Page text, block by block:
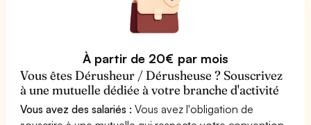
À partir de 20€ par mois
Vous êtes Dérusheur / Dérusheuse ? Souscrivez
à une mutuelle dédiée à votre branche d'activité
Vous avez des salariés : Vous avez l'obligation de